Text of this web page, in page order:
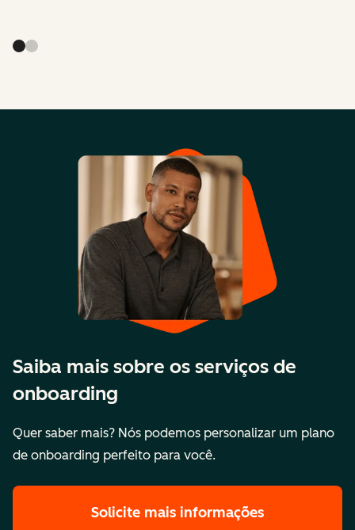
Saiba mais sobre os serviços de
onboarding
Quer saber mais? Nós podemos personalizar um plano
de onboarding perfeito para você.
Solicite mais informações